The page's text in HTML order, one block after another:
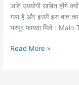
अति उपयोगी साबित होंगे
गया है और इसमें इस बात का
भरपूर फायदा मिले।
Read More »